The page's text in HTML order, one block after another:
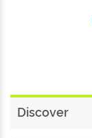
Discover